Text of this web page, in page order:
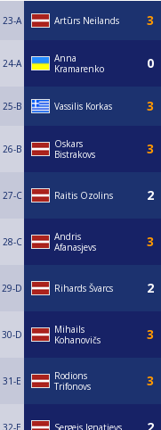
23-A Artūrs Neilands
24-A
Anna
Kramarenko
25-B Vassilis Korkas
26-B
Oskars
Bistrakovs
27-C Raitis Ozolins
28-C
Andris
Afanasjevs
29-D Rihards Švarcs
30-D
Mihails
Kohanovičs
31-E
Rodions
Trifonovs